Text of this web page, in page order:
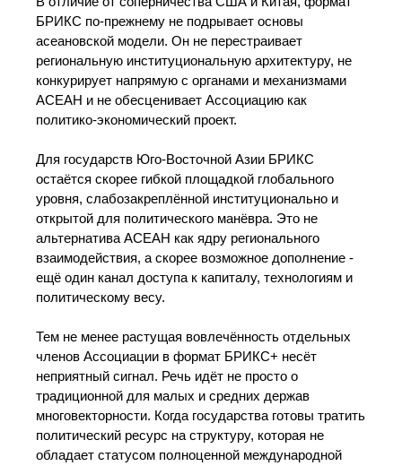
БРИКС по-прежнему не подрывает основы
асеановской модели. Он не перестраивает
региональную институциональную архитектуру, не
конкурирует напрямую с органами и механизмами
АСЕАН и не обесценивает Ассоциацию как
политико-экономический проект.
Для государств Юго-Восточной Азии БРИКС
остаётся скорее гибкой площадкой глобального
уровня, слабозакреплённой институционально и
открытой для политического манёвра. Это не
альтернатива АСЕАН как ядру регионального
взаимодействия, а скорее возможное дополнение -
ещё один канал доступа к капиталу, технологиям и
политическому весу.
Тем не менее растущая вовлечённость отдельных
членов Ассоциации в формат БРИКС+ несёт
неприятный сигнал. Речь идёт не просто о
традиционной для малых и средних держав
многовекторности. Когда государства готовы тратить
политический ресурс на структуру, которая не
обладает статусом полноценной международной